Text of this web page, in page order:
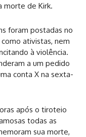
morte de Kirk.
foram postadas no
ativistas, nem
à violência.
a um pedido
conta X na sexta-
após o tiroteio
todas as
sua morte,